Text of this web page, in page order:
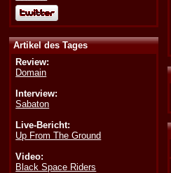
Artikel des Tages
Review:
Domain
Interview:
Sabaton
Live-Bericht:
Up From The Ground
Video:
Black Space Riders